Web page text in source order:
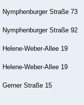
Nymphenburger Straße 73
Nymphenburger Straße 92
Helene-Weber-Allee 19
Helene-Weber-Allee 19
Gerner Straße 15